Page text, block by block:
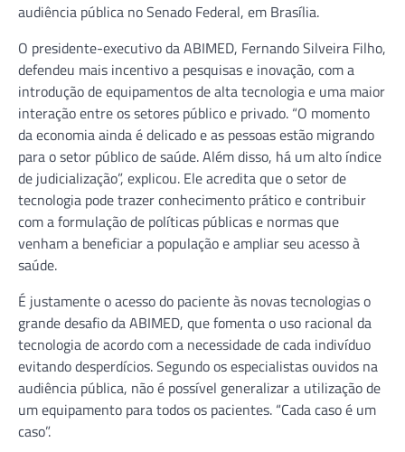
audiência pública no Senado Federal, em Brasília.
O presidente-executivo da ABIMED, Fernando Silveira Filho,
defendeu mais incentivo a pesquisas e inovação, com a
introdução de equipamentos de alta tecnologia e uma maior
interação entre os setores público e privado. “O momento
da economia ainda é delicado e as pessoas estão migrando
para o setor público de saúde. Além disso, há um alto índice
de judicialização”, explicou. Ele acredita que o setor de
tecnologia pode trazer conhecimento prático e contribuir
com a formulação de políticas públicas e normas que
venham a beneficiar a população e ampliar seu acesso à
saúde.
É justamente o acesso do paciente às novas tecnologias o
grande desafio da ABIMED, que fomenta o uso racional da
tecnologia de acordo com a necessidade de cada indivíduo
evitando desperdícios. Segundo os especialistas ouvidos na
audiência pública, não é possível generalizar a utilização de
um equipamento para todos os pacientes. “Cada caso é um
caso”.